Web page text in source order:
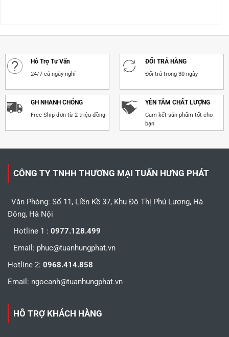
Hỗ Trợ Tư Vấn
24/7 cả ngày nghỉ
ĐỔI TRẢ HÀNG
Đổi trả trong 30 ngày
GH NHANH CHÓNG
Free Ship đơn từ 2 triệu đồng
YÊN TÂM CHẤT LƯỢNG
Cam kết sản phẩm tốt cho
bạn
CÔNG TY TNHH THƯƠNG MẠI TUẤN HƯNG PHÁT
Văn Phòng: Số 11, Liền Kề 37, Khu Đô Thị Phú Lương, Hà
Đông, Hà Nội
Hotline 1 : 0977.128.499
Email: phuc@tuanhungphat.vn
Hotline 2: 0968.414.858
Email: ngocanh@tuanhungphat.vn
HỖ TRỢ KHÁCH HÀNG